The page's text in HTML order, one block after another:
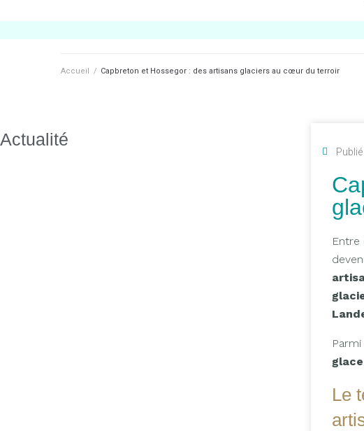
Accueil / Capbreton et Hossegor : des artisans glaciers au cœur du terroir
Actualité
Publié
Entre
Le